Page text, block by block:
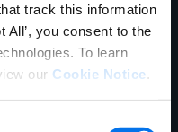
track this information
All’, you consent to the
To learn
our Cookie Notice.
to the
in
Privacy